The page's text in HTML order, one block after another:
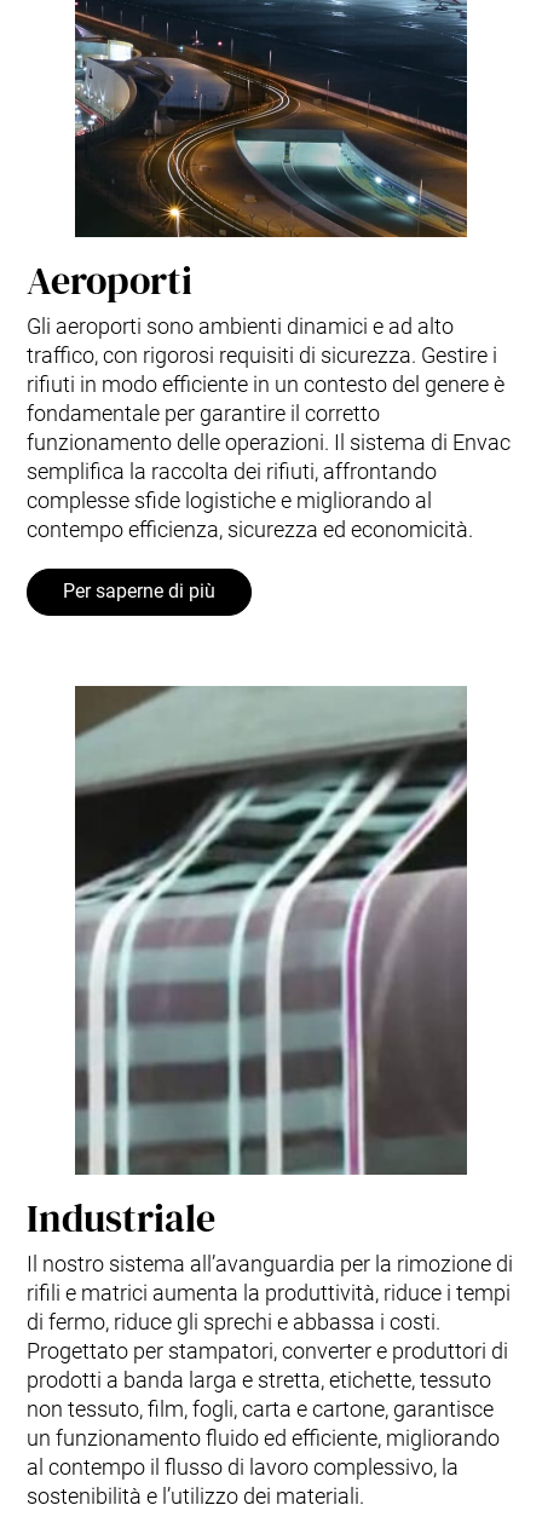
Aeroporti
Gli aeroporti sono ambienti dinamici e ad alto
traffico, con rigorosi requisiti di sicurezza. Gestire i
rifiuti in modo efficiente in un contesto del genere è
fondamentale per garantire il corretto
funzionamento delle operazioni. Il sistema di Envac
semplifica la raccolta dei rifiuti, affrontando
complesse sfide logistiche e migliorando al
contempo efficienza, sicurezza ed economicità.
Per saperne di più
Industriale
Il nostro sistema all’avanguardia per la rimozione di
rifili e matrici aumenta la produttività, riduce i tempi
di fermo, riduce gli sprechi e abbassa i costi.
Progettato per stampatori, converter e produttori di
prodotti a banda larga e stretta, etichette, tessuto
non tessuto, film, fogli, carta e cartone, garantisce
un funzionamento fluido ed efficiente, migliorando
al contempo il flusso di lavoro complessivo, la
sostenibilità e l’utilizzo dei materiali.